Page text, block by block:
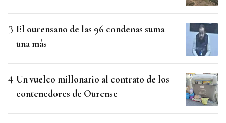
El ourensano de las 96 condenas suma
una más
Un vuelco millonario al contrato de los
contenedores de Ourense